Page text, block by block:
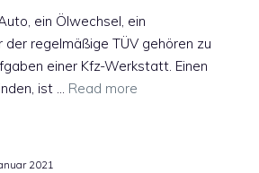
ein Ölwechsel, ein
regelmäßige TÜV gehören zu
einer Kfz-Werkstatt. Einen
ist … Read more
2021